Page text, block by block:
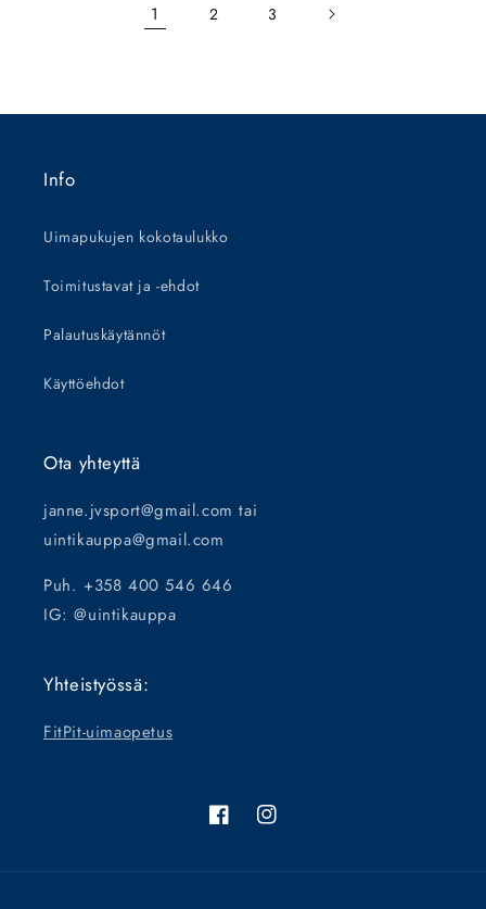
1 2 3
Info
Uimapukujen kokotaulukko
Toimitustavat ja -ehdot
Palautuskäytännöt
Käyttöehdot
Ota yhteyttä
janne.jvsport@gmail.com tai
uintikauppa@gmail.com
Puh. +358 400 546 646
IG: @uintikauppa
Yhteistyössä:
FitPit-uimaopetus
FacebookInstagram